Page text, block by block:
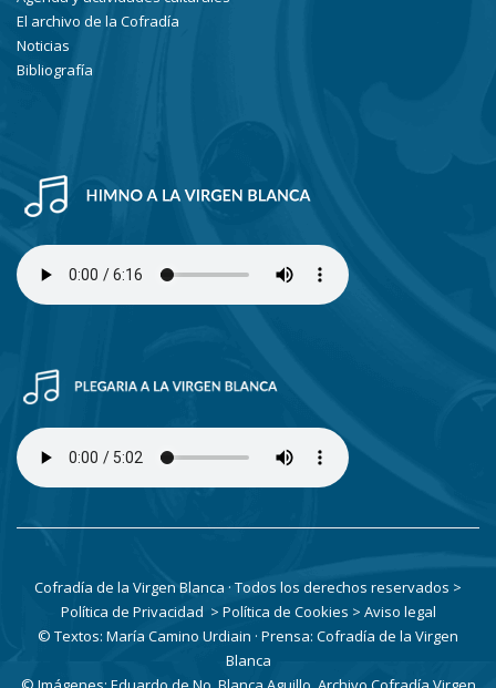
El archivo de la Cofradía
Noticias
Bibliografía
Cofradía de la Virgen Blanca · Todos los derechos reservados >
Política de Privacidad > Política de Cookies > Aviso legal
© Textos: María Camino Urdiain · Prensa: Cofradía de la Virgen
Blanca